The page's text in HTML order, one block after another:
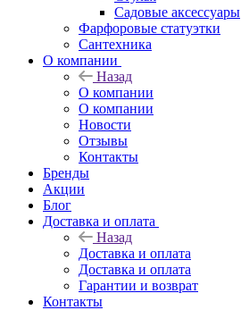
Садовые аксессуары
Фарфоровые статуэтки
Сантехника
О компании
Назад
О компании
О компании
Новости
Отзывы
Контакты
Бренды
Акции
Блог
Доставка и оплата
Назад
Доставка и оплата
Доставка и оплата
Гарантии и возврат
Контакты